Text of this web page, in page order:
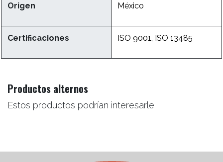
Origen México
Certificaciones ISO 9001, ISO 13485
Productos alternos
Estos productos podrían interesarle